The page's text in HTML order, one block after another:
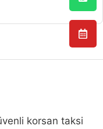
korsan taksi